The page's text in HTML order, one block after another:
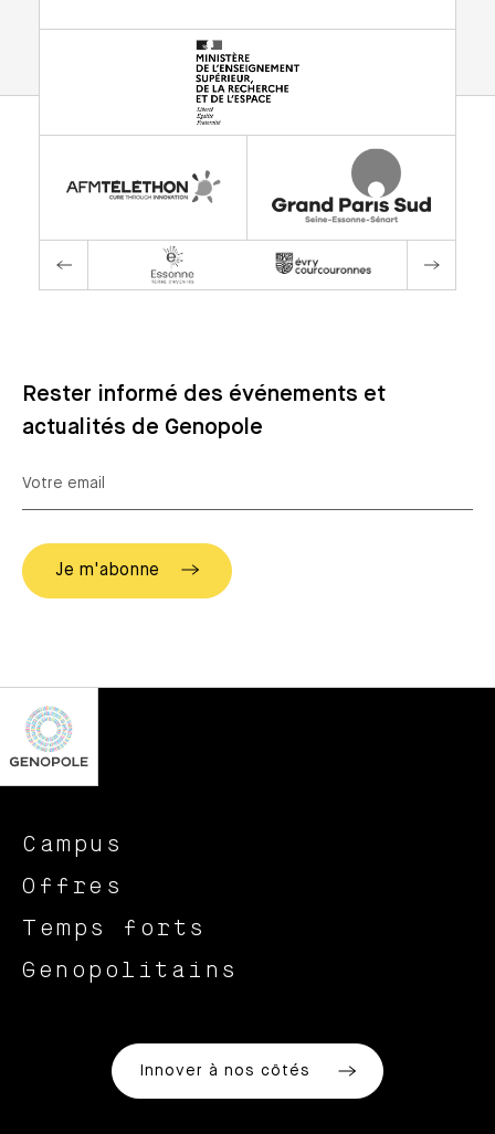
Rester informé des événements et
actualités de Genopole
Campus
Offres
Temps forts
Genopolitains
Innover à nos côtés